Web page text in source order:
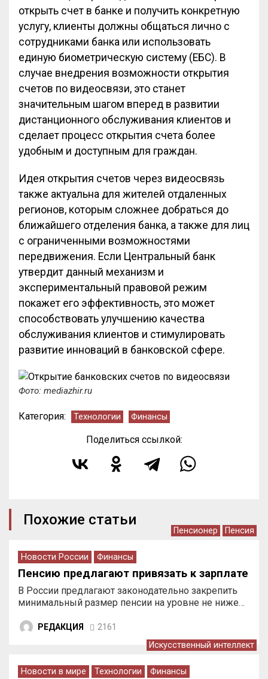
открыть счет в банке и получить конкретную
услугу, клиенты должны общаться лично с
сотрудниками банка или использовать
единую биометрическую систему (ЕБС). В
случае внедрения возможности открытия
счетов по видеосвязи, это станет
значительным шагом вперед в развитии
дистанционного обслуживания клиентов и
сделает процесс открытия счета более
удобным и доступным для граждан.
Идея открытия счетов через видеосвязь
также актуальна для жителей отдаленных
регионов, которым сложнее добраться до
ближайшего отделения банка, а также для лиц
с ограниченными возможностями
передвижения. Если Центральный банк
утвердит данный механизм и
экспериментальный правовой режим
покажет его эффективность, это может
способствовать улучшению качества
обслуживания клиентов и стимулировать
развитие инноваций в банковской сфере.
Фото: mediazhir.ru
Категория: Технологии Финансы
Поделиться ссылкой:
Похожие статьи
Пенсионер Пенсия
Новости России Финансы
Пенсию предлагают привязать к зарплате
В России предлагают законодательно закрепить
минимальный размер пенсии на уровне не ниже…
РЕДАКЦИЯ 2161
Искусственный интеллект
Новости в мире Технологии Финансы